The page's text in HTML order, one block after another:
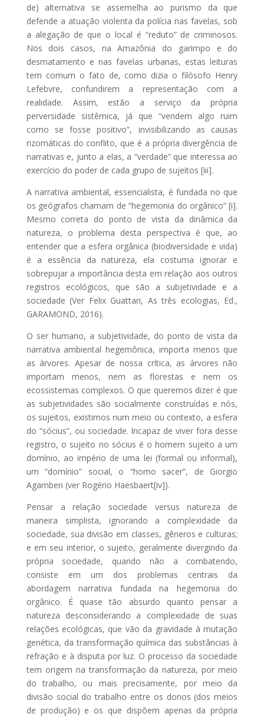
de) alternativa se assemelha ao purismo da que
defende a atuação violenta da polícia nas favelas, sob
a alegação de que o local é “reduto” de criminosos.
Nos dois casos, na Amazônia do garimpo e do
desmatamento e nas favelas urbanas, estas leituras
tem comum o fato de, como dizia o filósofo Henry
Lefebvre, confundirem a representação com a
realidade. Assim, estão a serviço da própria
perversidade sistêmica, já que “vendem algo ruim
como se fosse positivo”, invisibilizando as causas
rizomáticas do conflito, que é a própria divergência de
narrativas e, junto a elas, a “verdade” que interessa ao
exercício do poder de cada grupo de sujeitos [iii].
A narrativa ambiental, essencialista, é fundada no que
os geógrafos chamam de “hegemonia do orgânico” [i].
Mesmo correta do ponto de vista da dinâmica da
natureza, o problema desta perspectiva é que, ao
entender que a esfera orgânica (biodiversidade e vida)
é a essência da natureza, ela costuma ignorar e
sobrepujar a importância desta em relação aos outros
registros ecológicos, que são a subjetividade e a
sociedade (Ver Felix Guattari, As três ecologias, Ed.,
GARAMOND, 2016).
O ser humano, a subjetividade, do ponto de vista da
narrativa ambiental hegemônica, importa menos que
as árvores. Apesar de nossa crítica, as árvores não
importam menos, nem as florestas e nem os
ecossistemas complexos. O que queremos dizer é que
as subjetividades são socialmente construídas e nós,
os sujeitos, existimos num meio ou contexto, a esfera
do “sócius”, ou sociedade. Incapaz de viver fora desse
registro, o sujeito no sócius é o homem sujeito a um
domínio, ao império de uma lei (formal ou informal),
um “domínio” social, o “homo sacer”, de Giorgio
Agamben (ver Rogério Haesbaert[iv]).
Pensar a relação sociedade versus natureza de
maneira simplista, ignorando a complexidade da
sociedade, sua divisão em classes, gêneros e culturas;
e em seu interior, o sujeito, geralmente divergindo da
própria sociedade, quando não a combatendo,
consiste em um dos problemas centrais da
abordagem narrativa fundada na hegemonia do
orgânico. É quase tão absurdo quanto pensar a
natureza desconsiderando a complexidade de suas
relações ecológicas, que vão da gravidade à mutação
genética, da transformação química das substâncias à
refração e à disputa por luz. O processo da sociedade
tem origem na transformação da natureza, por meio
do trabalho, ou mais precisamente, por meio da
divisão social do trabalho entre os donos (dos meios
de produção) e os que dispõem apenas da própria